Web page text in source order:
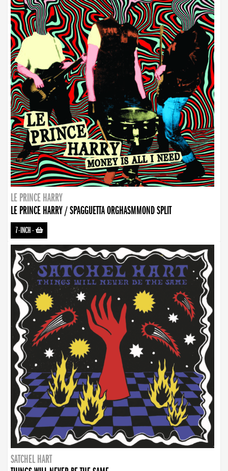
LE PRINCE HARRY
LE PRINCE HARRY / SPAGGUETTA ORGHASMMOND SPLIT
7-INCH-
SATCHEL HART